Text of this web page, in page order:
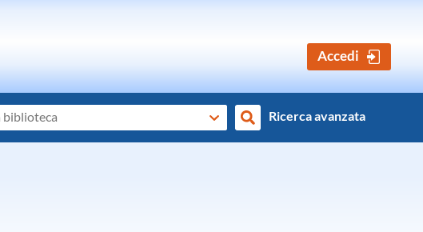
Accedi
Cerca
Ricerca avanzata